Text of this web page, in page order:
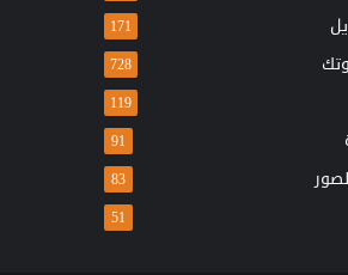
171
728
119
91
83
51